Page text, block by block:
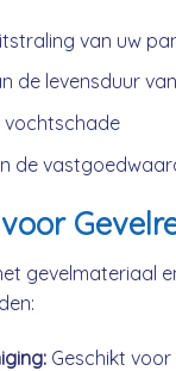
van uw
de levensduur
vochtschade
de
gevelmateriaal
Geschikt voor